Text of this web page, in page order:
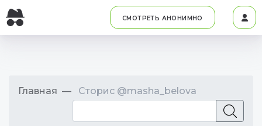
СМОТРЕТЬ АНОНИМНО
Главная Сторис @masha_belova